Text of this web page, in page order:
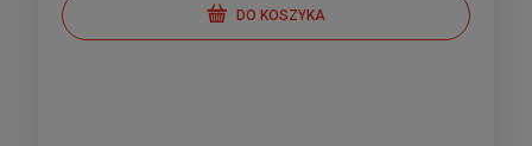
DO KOSZYKA